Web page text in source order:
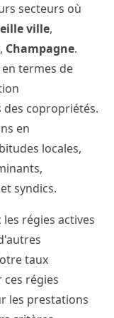
secteurs où
ville,
, Champagne.
termes de
copropriétés.
en
locales,
syndics.
régies actives
taux
ces régies
les prestations